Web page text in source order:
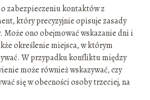
zabezpieczeniu kontaktów z
który precyzyjnie opisuje zasady
ono obejmować wskazanie dni i
określenie miejsca, w którym
W przypadku konfliktu między
może również wskazywać, czy
się w obecności osoby trzeciej, na